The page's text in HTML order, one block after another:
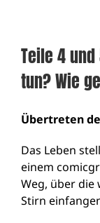
Teile 4
tun? Wie
Übertreten
Das Leben
einem
Weg, über
Stirn